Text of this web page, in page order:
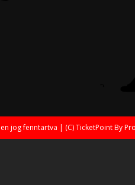
jog fenntartva | (C) TicketPoint By